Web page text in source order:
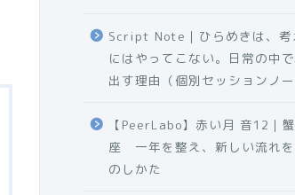
Script Note｜ひらめきは、考
にはやってこない。日常の中
出す理由（個別セッションノー
【PeerLabo】赤い月 音12｜
座 一年を整え、新しい流れ
のしかた